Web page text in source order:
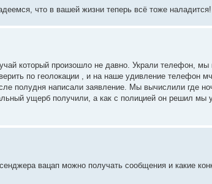
что в вашей жизни теперь всё тоже наладится!
который произошло не давно. Украли телефон,
по геолокации , и на наше удивление телефон
полудня написали заявление. Мы вычислили где
ущерб получили, а как с полицией он решил
вацап можно получать сообщения и какие